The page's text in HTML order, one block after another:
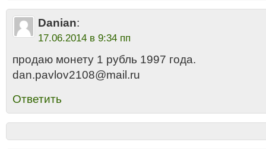
Danian:
17.06.2014 в 9:34 пп
продаю монету 1 рубль 1997 года.
dan.pavlov2108@mail.ru
Ответить